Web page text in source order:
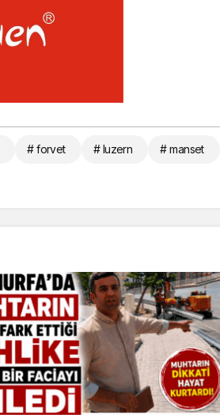
# forvet # luzern # manset